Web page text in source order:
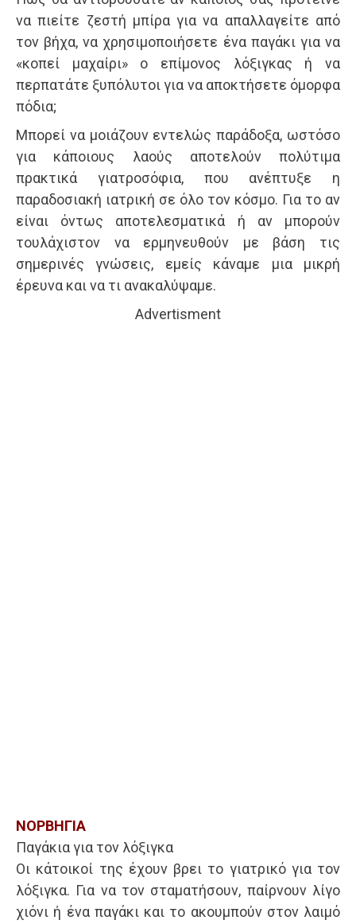
να πιείτε ζεστή μπίρα για να απαλλαγείτε από
τον βήχα, να χρησιμοποιήσετε ένα παγάκι για να
«κοπεί μαχαίρι» ο επίμονος λόξιγκας ή να
περπατάτε ξυπόλυτοι για να αποκτήσετε όμορφα
πόδια;
Μπορεί να μοιάζουν εντελώς παράδοξα, ωστόσο
για κάποιους λαούς αποτελούν πολύτιμα
πρακτικά γιατροσόφια, που ανέπτυξε η
παραδοσιακή ιατρική σε όλο τον κόσμο. Για το αν
είναι όντως αποτελεσματικά ή αν μπορούν
τουλάχιστον να ερμηνευθούν με βάση τις
σημερινές γνώσεις, εμείς κάναμε μια μικρή
έρευνα και να τι ανακαλύψαμε.
Advertisment
ΝΟΡΒΗΓΙΑ
Παγάκια για τον λόξιγκα
Οι κάτοικοί της έχουν βρει το γιατρικό για τον
λόξιγκα. Για να τον σταματήσουν, παίρνουν λίγο
χιόνι ή ένα παγάκι και το ακουμπούν στον λαιμό